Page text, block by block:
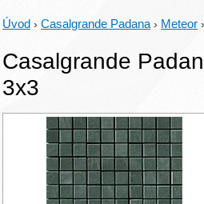
Úvod › Casalgrande Padana › Meteor ›
Casalgrande
3x3